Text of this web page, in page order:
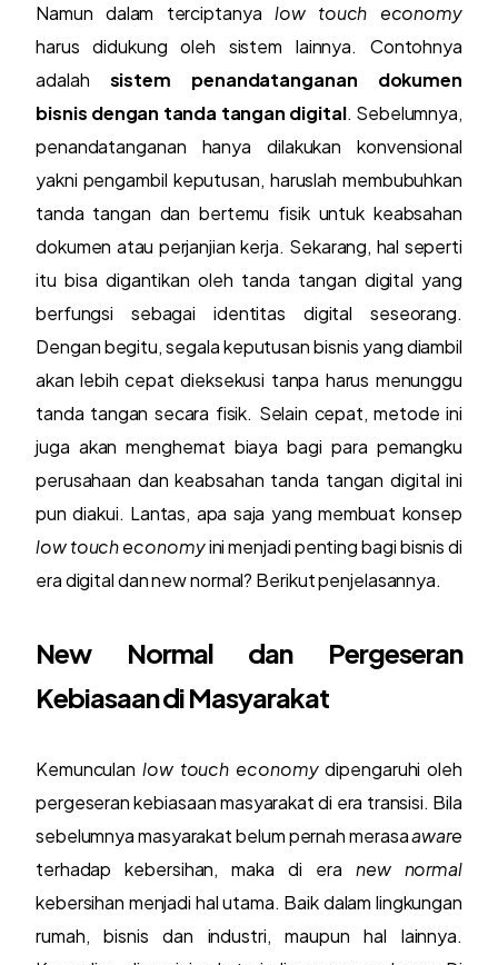
Namun dalam terciptanya low touch economy
harus didukung oleh sistem lainnya. Contohnya
adalah sistem penandatanganan dokumen
bisnis dengan tanda tangan digital. Sebelumnya,
penandatanganan hanya dilakukan konvensional
yakni pengambil keputusan, haruslah membubuhkan
tanda tangan dan bertemu fisik untuk keabsahan
dokumen atau perjanjian kerja. Sekarang, hal seperti
itu bisa digantikan oleh tanda tangan digital yang
berfungsi sebagai identitas digital seseorang.
Dengan begitu, segala keputusan bisnis yang diambil
akan lebih cepat dieksekusi tanpa harus menunggu
tanda tangan secara fisik. Selain cepat, metode ini
juga akan menghemat biaya bagi para pemangku
perusahaan dan keabsahan tanda tangan digital ini
pun diakui. Lantas, apa saja yang membuat konsep
low touch economyini menjadi penting bagi bisnis di
era digital dan new normal? Berikut penjelasannya.
New Normal dan Pergeseran
Kebiasaan di Masyarakat
Kemunculan low touch economydipengaruhi oleh
pergeseran kebiasaan masyarakat di era transisi. Bila
sebelumnya masyarakat belum pernah merasaaware
terhadap kebersihan, maka di era new normal
kebersihan menjadi hal utama. Baik dalam lingkungan
rumah, bisnis dan industri, maupun hal lainnya.